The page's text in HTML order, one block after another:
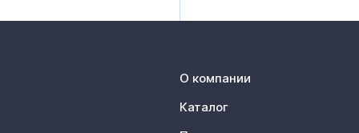
О компании
Каталог